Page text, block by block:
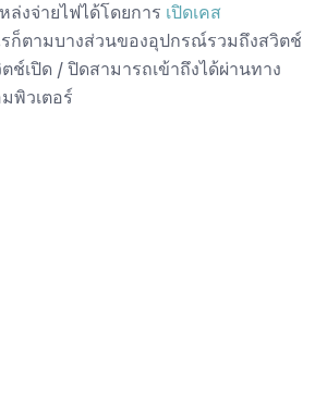
งจ่ายไฟได้โดยการ เปิดเคส
รก็ตามบางส่วนของอุปกรณ์รวมถึงสวิตช์
ช์เปิด / ปิดสามารถเข้าถึงได้ผ่านทาง
พิวเตอร์